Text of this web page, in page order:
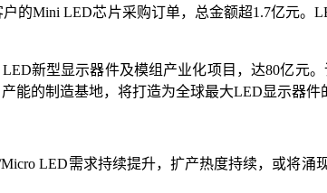
的Mini LED芯片采购订单，总金额超1.7亿元。
新型显示器件及模组产业化项目，达80亿元
能的制造基地，将打造为全球最大LED显示器件
LED需求持续提升，扩产热度持续，或将